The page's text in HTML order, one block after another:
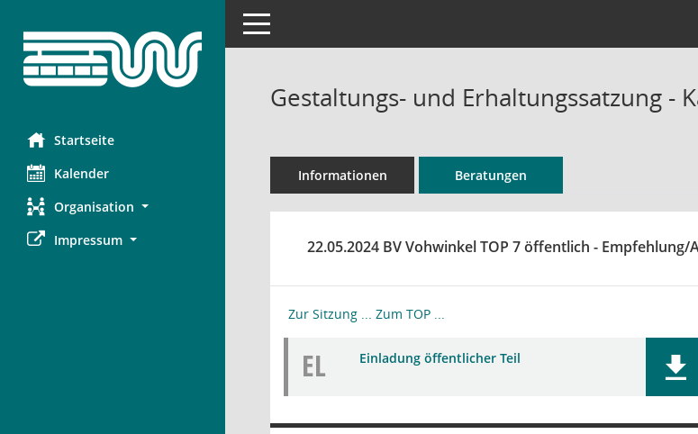
Startseite
Kalender
Organisation
Impressum
Toggle navigation
Gestaltungs- und Erhaltungssatzung -
Informationen Beratungen
22.05.2024 BV Vohwinkel TOP 7 öffentlich -
Zur Sitzung ... Zum TOP ...
EL Einladung öffentlicher Teil